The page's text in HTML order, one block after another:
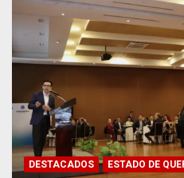
DESTACADOS ESTADO DE